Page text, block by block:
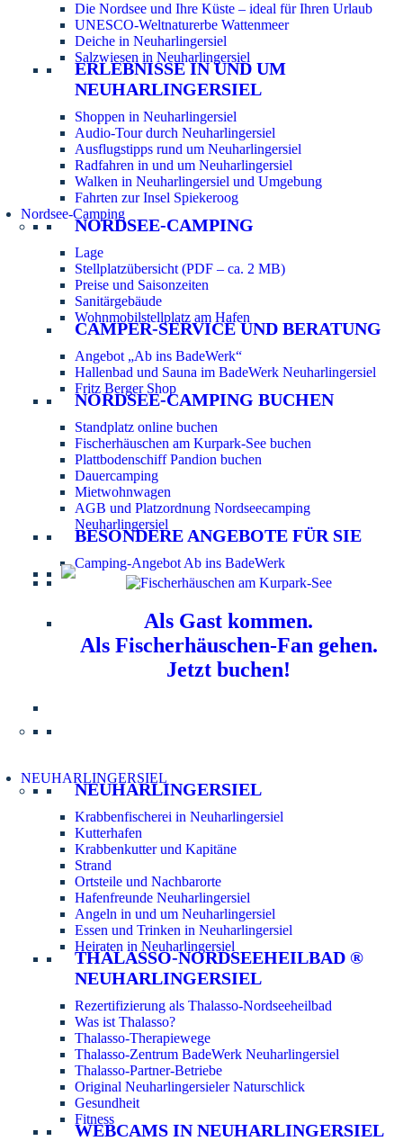
Die Nordsee und Ihre Küste – ideal für Ihren Urlaub
UNESCO-Weltnaturerbe Wattenmeer
Deiche in Neuharlingersiel
Salzwiesen in Neuharlingersiel
ERLEBNISSE IN UND UM
NEUHARLINGERSIEL
Shoppen in Neuharlingersiel
Audio-Tour durch Neuharlingersiel
Ausflugstipps rund um Neuharlingersiel
Radfahren in und um Neuharlingersiel
Walken in Neuharlingersiel und Umgebung
Fahrten zur Insel Spiekeroog
Nordsee-Camping
NORDSEE-CAMPING
Lage
Stellplatzübersicht (PDF – ca. 2 MB)
Preise und Saisonzeiten
Sanitärgebäude
Wohnmobilstellplatz am Hafen
CAMPER-SERVICE UND BERATUNG
Angebot „Ab ins BadeWerk“
Hallenbad und Sauna im BadeWerk Neuharlingersiel
Fritz Berger Shop
NORDSEE-CAMPING BUCHEN
Standplatz online buchen
Fischerhäuschen am Kurpark-See buchen
Plattbodenschiff Pandion buchen
Dauercamping
Mietwohnwagen
AGB und Platzordnung Nordseecamping
Neuharlingersiel
BESONDERE ANGEBOTE FÜR SIE
Camping-Angebot Ab ins BadeWerk
Als Gast kommen.
Als Fischerhäuschen-Fan gehen.
Jetzt buchen!
NEUHARLINGERSIEL
NEUHARLINGERSIEL
Krabbenfischerei in Neuharlingersiel
Kutterhafen
Krabbenkutter und Kapitäne
Strand
Ortsteile und Nachbarorte
Hafenfreunde Neuharlingersiel
Angeln in und um Neuharlingersiel
Essen und Trinken in Neuharlingersiel
Heiraten in Neuharlingersiel
THALASSO-NORDSEEHEILBAD ®
NEUHARLINGERSIEL
Rezertifizierung als Thalasso-Nordseeheilbad
Was ist Thalasso?
Thalasso-Therapiewege
Thalasso-Zentrum BadeWerk Neuharlingersiel
Thalasso-Partner-Betriebe
Original Neuharlingersieler Naturschlick
Gesundheit
Fitness
WEBCAMS IN NEUHARLINGERSIEL